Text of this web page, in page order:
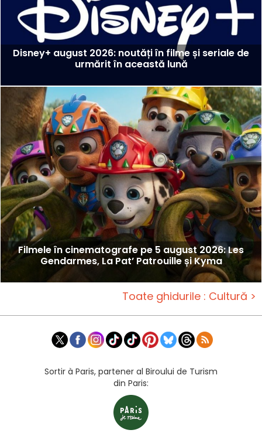
Disney+ august 2026: noutăți în filme și seriale de
urmărit în această lună
Filmele în cinematografe pe 5 august 2026: Les
Gendarmes, La Pat’ Patrouille și Kyma
Toate ghidurile : Cultură >
Sortir à Paris, partener al Biroului de Turism
din Paris: